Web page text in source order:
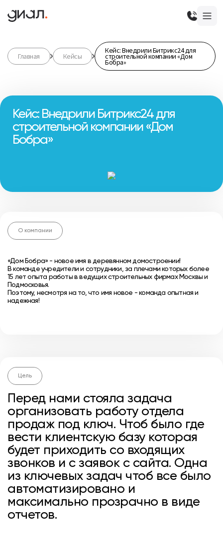
Главная Кейсы
Кейс: Внедрили Битрикс24 для
строительной компании «Дом
Бобра»
Кейс: Внедрили Битрикс24 для
строительной компании «Дом
Бобра»
О компании
«Дом Бобра» - новое имя в деревянном домостроении!
В команде учредители и сотрудники, за плечами которых более
15 лет опыта работы в ведущих строительных фирмах Москвы и
Подмосковья.
Поэтому, несмотря на то, что имя новое - команда опытная и
надежная!
Цель
Перед нами стояла задача
организовать работу отдела
продаж под ключ. Чтоб было где
вести клиентскую базу которая
будет приходить со входящих
звонков и с заявок с сайта. Одна
из ключевых задач чтоб все было
автоматизировано и
максимально прозрачно в виде
отчетов.